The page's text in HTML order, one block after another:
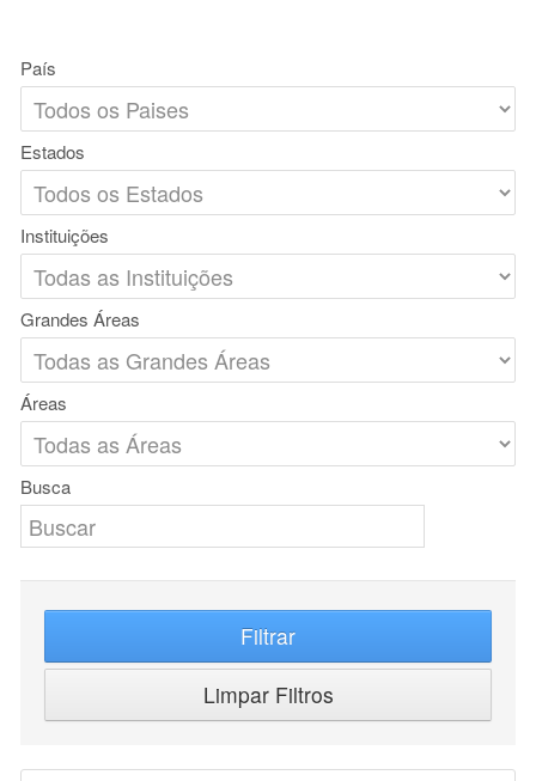
País
Estados
Instituições
Grandes Áreas
Áreas
Busca
Filtrar
Limpar Filtros